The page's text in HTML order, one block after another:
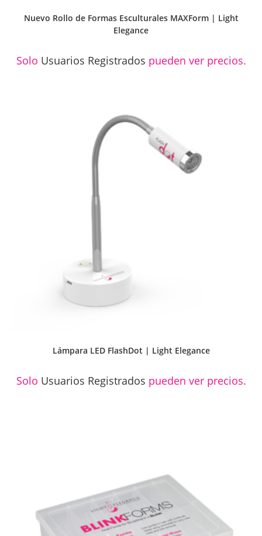
Nuevo Rollo de Formas Esculturales MAXForm | Light
Elegance
Solo Usuarios Registrados pueden ver precios.
Lámpara LED FlashDot | Light Elegance
Solo Usuarios Registrados pueden ver precios.